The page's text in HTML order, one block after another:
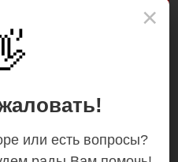
×
или есть вопросы?